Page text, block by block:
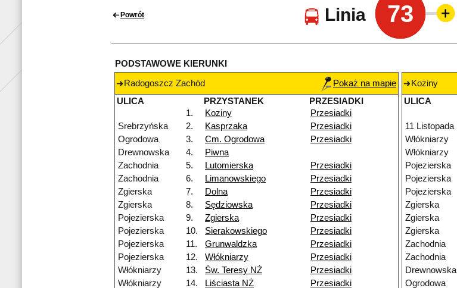
Powrót Linia 73
PODSTAWOWE KIERUNKI
Radogoszcz Zachód
Pokaż na mapie
ULICA
PRZYSTANEK
PRZESIADKI
1.
Koziny
Przesiadki
Srebrzyńska
2. Kasprzaka
Przesiadki
Ogrodowa
3. Cm. Ogrodowa
Przesiadki
Drewnowska
4.
Piwna
Zachodnia
5. Lutomierska
Przesiadki
Zachodnia
6. Limanowskiego
Przesiadki
Zgierska
7. Dolna
Przesiadki
Zgierska
8. Sędziowska
Przesiadki
Pojezierska
9. Zgierska
Przesiadki
Pojezierska
10. Sierakowskiego
Przesiadki
Pojezierska
11. Grunwaldzka
Przesiadki
Pojezierska
12. Włókniarzy
Przesiadki
Włókniarzy
13. Św. Teresy NŻ
Przesiadki
Włókniarzy
14. Liściasta NŻ Przesiadki
Koziny
ULICA
11 Listopada
Włókniarzy
Włókniarzy
Pojezierska
Pojezierska
Pojezierska
Zgierska
Zgierska
Zgierska
Zachodnia
Zachodnia
Drewnowska
Ogrodowa